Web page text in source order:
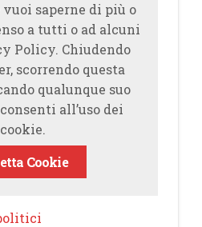
vuoi saperne di più o
a tutti o ad alcuni
Policy. Chiudendo
scorrendo questa
qualunque suo
all’uso dei
cookie.
Cookie